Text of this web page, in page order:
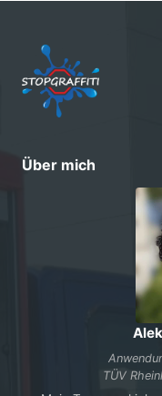
Über mich
TÜV